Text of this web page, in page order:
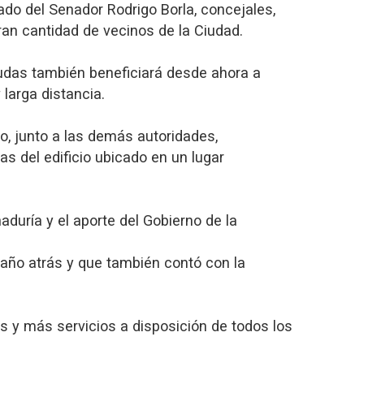
del Senador Rodrigo Borla, concejales,
cantidad de vecinos de la Ciudad.
también beneficiará desde ahora a
distancia.
junto a las demás autoridades,
del edificio ubicado en un lugar
y el aporte del Gobierno de la
atrás y que también contó con la
y más servicios a disposición de todos los